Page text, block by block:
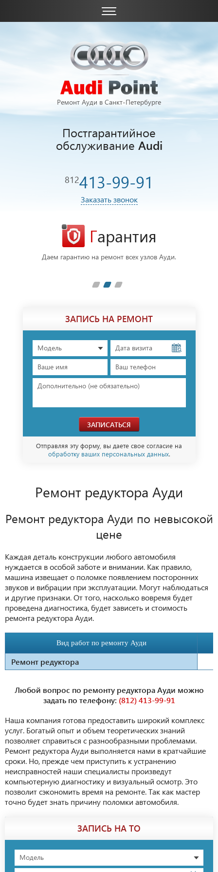
Ремонт Ауди в Санкт-Петербурге
Постгарантийное
обслуживание Audi
812413-99-91
Заказать звонок
Гарантия
Даем гарантию на ремонт всех узлов Ауди.
ЗАПИСЬ НА РЕМОНТ
Модель
ЗАПИСАТЬСЯ
Отправляя эту форму, вы даете свое согласие на
обработку ваших персональных данных.
Ремонт редуктора Ауди
Ремонт редуктора Ауди по невысокой
цене
Каждая деталь конструкции любого автомобиля
нуждается в особой заботе и внимании. Как правило,
машина извещает о поломке появлением посторонних
звуков и вибрации при эксплуатации. Могут наблюдаться
и другие признаки. От того, насколько вовремя будет
проведена диагностика, будет зависеть и стоимость
ремонта редуктора Ауди.
Вид работ по ремонту Ауди
Ремонт редуктора
Любой вопрос по ремонту редуктора Ауди можно
задать по телефону: (812) 413-99-91
Наша компания готова предоставить широкий комплекс
услуг. Богатый опыт и объем теоретических знаний
позволяет справиться с разнообразными проблемами.
Ремонт редуктора Ауди выполняется нами в кратчайшие
сроки. Но, прежде чем приступить к устранению
неисправностей наши специалисты произведут
компьютерную диагностику и визуальный осмотр. Это
позволит сэкономить время на ремонте. Так как мастер
точно будет знать причину поломки автомобиля.
ЗАПИСЬ НА ТО
Модель